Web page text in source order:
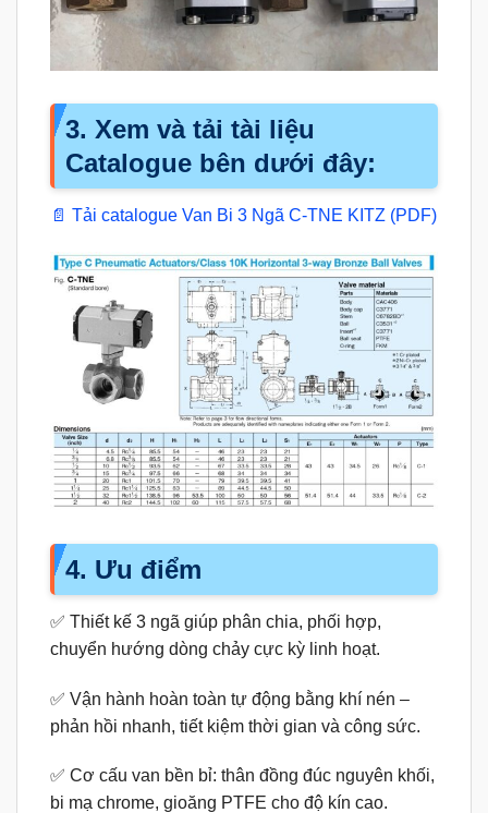
3. Xem và tải tài liệu
Catalogue bên dưới đây:
📄 Tải catalogue Van Bi 3 Ngã C-TNE KITZ (PDF)
4. Ưu điểm
✅ Thiết kế 3 ngã giúp phân chia, phối hợp,
chuyển hướng dòng chảy cực kỳ linh hoạt.
✅ Vận hành hoàn toàn tự động bằng khí nén –
phản hồi nhanh, tiết kiệm thời gian và công sức.
✅ Cơ cấu van bền bỉ: thân đồng đúc nguyên khối,
bi mạ chrome, gioăng PTFE cho độ kín cao.